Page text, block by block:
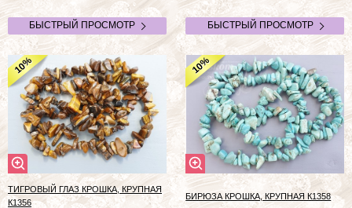
БЫСТРЫЙ ПРОСМОТР БЫСТРЫЙ ПРОСМОТР
10%
ТИГРОВЫЙ ГЛАЗ КРОШКА, КРУПНАЯ
К1356
10%
БИРЮЗА КРОШКА, КРУПНАЯ К1358